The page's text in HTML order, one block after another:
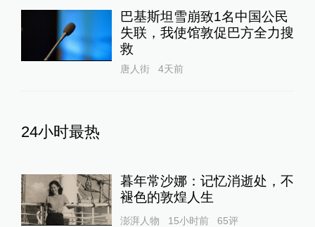
巴基斯坦雪崩致1名中国公民
失联，我使馆敦促巴方全力搜
救
唐人街 4天前
24小时最热
暮年常沙娜：记忆消逝处，不
褪色的敦煌人生
澎湃人物 15小时前 65评